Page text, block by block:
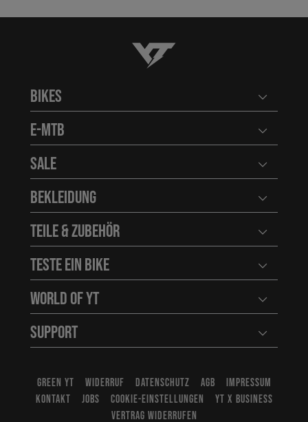
YT-Industries
Bikes
E-MTB
Sale
Bekleidung
Teile & Zubehör
Teste ein Bike
World of YT
Support
GREEN YT WIDERRUF DATENSCHUTZ AGB
IMPRESSUM
KONTAKT
JOBS COOKIE-EINSTELLUNGEN
YT X BUSINESS
VERTRAG WIDERRUFEN